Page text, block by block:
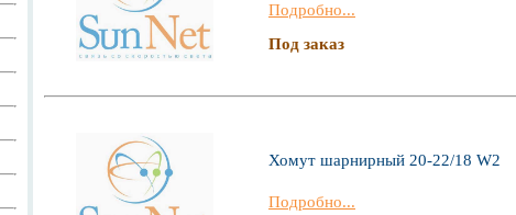
Подробно...
Под заказ
Хомут шарнирный 20-22/18 W2
Подробно...